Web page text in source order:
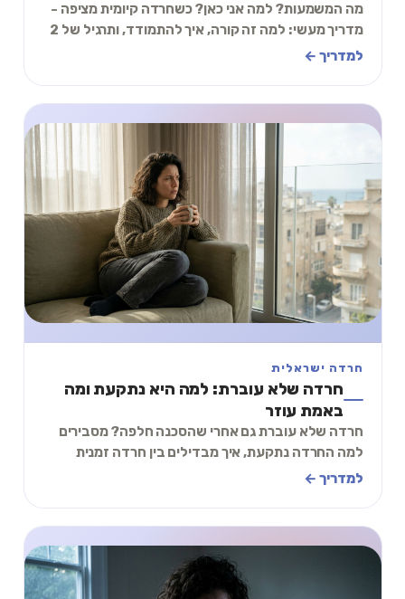
מה המשמעות? למה אני כאן? כשחרדה קיומית מציפה -
מדריך מעשי: למה זה קורה, איך להתמודד, ותרגיל של 2
דקות להארקה.
למדריך ←
חרדה ישראלית
חרדה שלא עוברת: למה היא נתקעת ומה
באמת עוזר
חרדה שלא עוברת גם אחרי שהסכנה חלפה? מסבירים
למה החרדה נתקעת, איך מבדילים בין חרדה זמנית
לכרונית, ותרגיל של דקותיים שמתחיל להרגיע כבר עכשיו.
למדריך ←